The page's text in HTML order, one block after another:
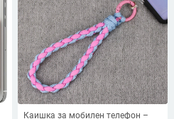
Каишка за мобилен телефон –